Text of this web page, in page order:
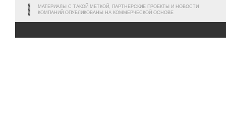
МАТЕРИАЛЫ С ТАКОЙ МЕТКОЙ, ПАРТНЕРСКИЕ ПРОЕКТЫ И НОВОСТИ
КОМПАНИЙ ОПУБЛИКОВАНЫ НА КОММЕРЧЕСКОЙ ОСНОВЕ